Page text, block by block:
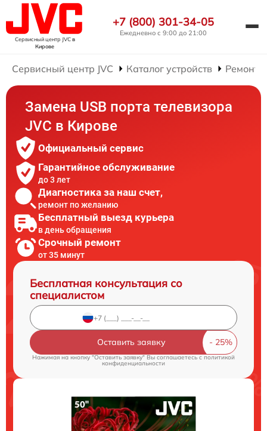
Сервисный центр JVCв
Кирове
+7 (800) 301-34-05
Ежедневно с 9:00 до 21:00
Сервисный центр JVC Каталог устройств Ремонт
Замена USB порта телевизора
JVC в Кирове
Официальный сервис
Гарантийное обслуживание
до 3 лет
Диагностика за наш счет,
ремонт по желанию
Бесплатный выезд курьера
в день обращения
Срочный ремонт
от 35 минут
Бесплатная консультация со
специалистом
Оставить заявку
Нажимая на кнопку "Оставить заявку" Вы соглашаетесь cполитикой
конфиденциальности